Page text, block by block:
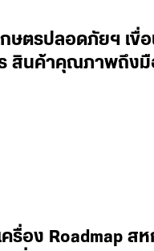
กษตรปลอดภัยฯ เ
ร สินค้าคุณภาพถึงมื
ครื่อง Roadmap